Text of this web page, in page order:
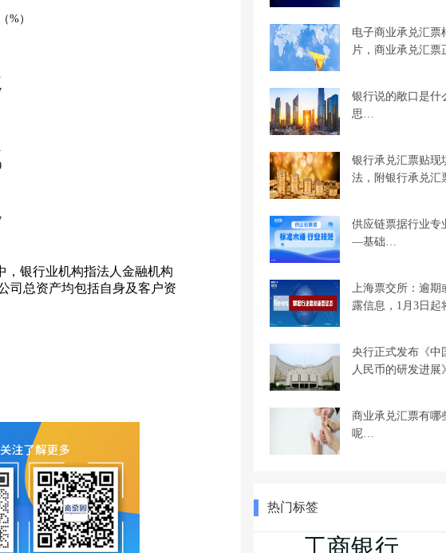
%）
，银行业机构指法人金融机构
司总资产均包括自身及客户资
电子商业承兑汇票
片，商业承兑汇
银行说的敞口是什
思…
银行承兑汇票贴现
法，附银行承兑
供应链票据行业专
—基础…
上海票交所：逾期
露信息，1月3日
央行正式发布《中
人民币的研发进
商业承兑汇票有哪
呢…
热门标签